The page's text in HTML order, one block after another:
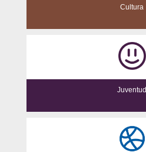
Cultura
Juventud